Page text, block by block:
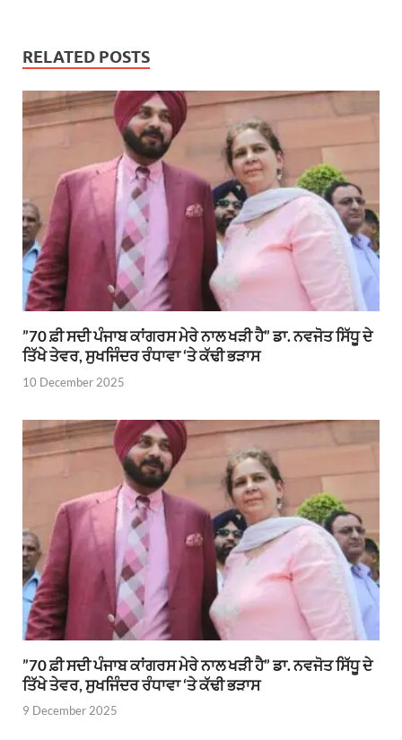
RELATED POSTS
”70 ਫ਼ੀ ਸਦੀ ਪੰਜਾਬ ਕਾਂਗਰਸ ਮੇਰੇ ਨਾਲ ਖੜੀ ਹੈ” ਡਾ. ਨਵਜੋਤ ਸਿੱਧੂ ਦੇ
ਤਿੱਖੇ ਤੇਵਰ, ਸੁਖਜਿੰਦਰ ਰੰਧਾਵਾ ‘ਤੇ ਕੱਢੀ ਭੜਾਸ
10 December 2025
”70 ਫ਼ੀ ਸਦੀ ਪੰਜਾਬ ਕਾਂਗਰਸ ਮੇਰੇ ਨਾਲ ਖੜੀ ਹੈ” ਡਾ. ਨਵਜੋਤ ਸਿੱਧੂ ਦੇ
ਤਿੱਖੇ ਤੇਵਰ, ਸੁਖਜਿੰਦਰ ਰੰਧਾਵਾ ‘ਤੇ ਕੱਢੀ ਭੜਾਸ
9 December 2025